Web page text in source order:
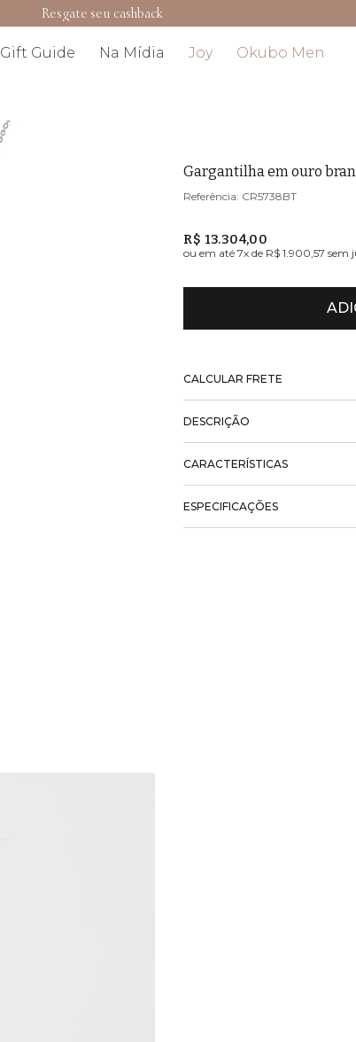
Resgate seu cashback
Gift Guide Na Mídia Joy Okubo Men
Gargantilha em ouro
CR5738BT
R$ 13.304,00
ou em até7x de R$ 1.900,57 sem
CALCULAR FRETE
DESCRIÇÃO
CARACTERÍSTICAS
ESPECIFICAÇÕES